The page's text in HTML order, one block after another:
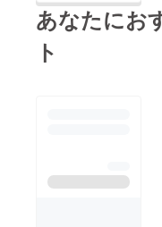
あなたにお
ト